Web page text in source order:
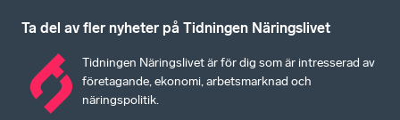
Ta del av fler nyheter på Tidningen Näringslivet
Tidningen Näringslivet är för dig som är intresserad av
företagande, ekonomi, arbetsmarknad och
näringspolitik.